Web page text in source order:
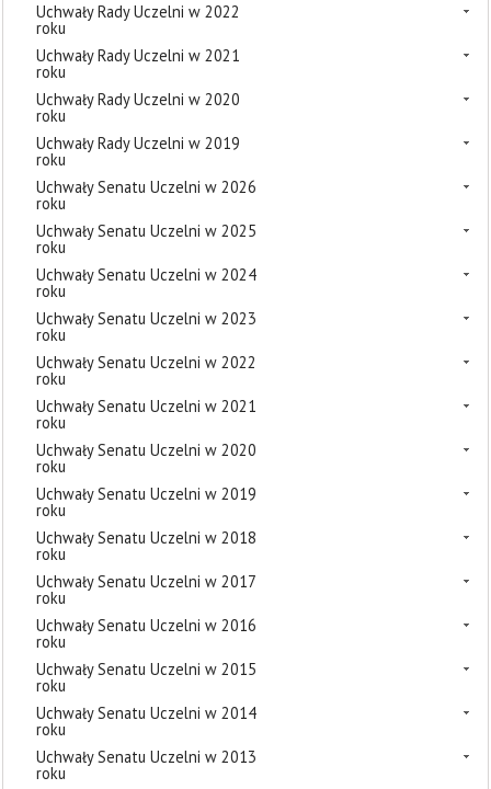
Uchwały Rady Uczelni w 2022
roku
Uchwały Rady Uczelni w 2021
roku
Uchwały Rady Uczelni w 2020
roku
Uchwały Rady Uczelni w 2019
roku
Uchwały Senatu Uczelni w 2026
roku
Uchwały Senatu Uczelni w 2025
roku
Uchwały Senatu Uczelni w 2024
roku
Uchwały Senatu Uczelni w 2023
roku
Uchwały Senatu Uczelni w 2022
roku
Uchwały Senatu Uczelni w 2021
roku
Uchwały Senatu Uczelni w 2020
roku
Uchwały Senatu Uczelni w 2019
roku
Uchwały Senatu Uczelni w 2018
roku
Uchwały Senatu Uczelni w 2017
roku
Uchwały Senatu Uczelni w 2016
roku
Uchwały Senatu Uczelni w 2015
roku
Uchwały Senatu Uczelni w 2014
roku
Uchwały Senatu Uczelni w 2013
roku